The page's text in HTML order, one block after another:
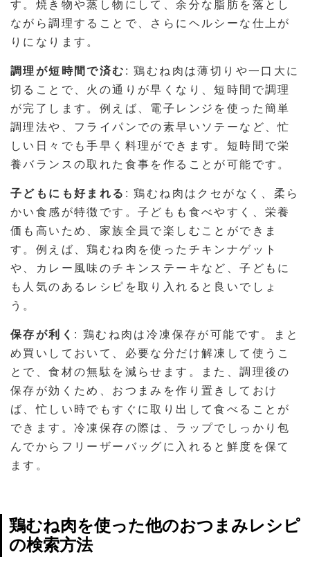
す。焼き物や蒸し物にして、余分な脂肪を落とし
ながら調理することで、さらにヘルシーな仕上が
りになります。
調理が短時間で済む : 鶏むね肉は薄切りや一口大に
切ることで、火の通りが早くなり、短時間で調理
が完了します。例えば、電子レンジを使った簡単
調理法や、フライパンでの素早いソテーなど、忙
しい日々でも手早く料理ができます。短時間で栄
養バランスの取れた食事を作ることが可能です。
子どもにも好まれる : 鶏むね肉はクセがなく、柔ら
かい食感が特徴です。子どもも食べやすく、栄養
価も高いため、家族全員で楽しむことができま
す。例えば、鶏むね肉を使ったチキンナゲット
や、カレー風味のチキンステーキなど、子どもに
も人気のあるレシピを取り入れると良いでしょ
う。
保存が利く : 鶏むね肉は冷凍保存が可能です。まと
め買いしておいて、必要な分だけ解凍して使うこ
とで、食材の無駄を減らせます。また、調理後の
保存が効くため、おつまみを作り置きしておけ
ば、忙しい時でもすぐに取り出して食べることが
できます。冷凍保存の際は、ラップでしっかり包
んでからフリーザーバッグに入れると鮮度を保て
ます。
鶏むね肉を使った他のおつまみレシピ
の検索方法